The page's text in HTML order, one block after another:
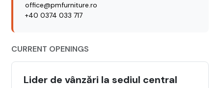
office@pmfurniture.ro
+40 0374 033 717
CURRENT OPENINGS
Lider de vânzări la sediul central